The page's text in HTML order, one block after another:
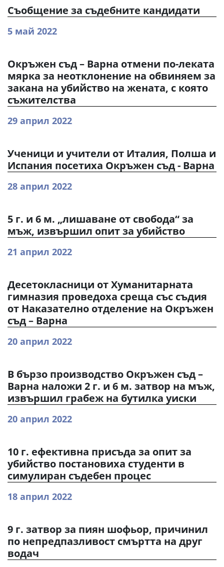
Съобщение за съдебните кандидати
5 май 2022
Окръжен съд – Варна отмени по-леката
мярка за неотклонение на обвиняем за
закана на убийство на жената, с която
съжителства
29 април 2022
Ученици и учители от Италия, Полша и
Испания посетиха Окръжен съд - Варна
28 април 2022
5 г. и 6 м. „лишаване от свобода“ за
мъж, извършил опит за убийство
21 април 2022
Десетокласници от Хуманитарната
гимназия проведоха среща със съдия
от Наказателно отделение на Окръжен
съд – Варна
20 април 2022
В бързо производство Окръжен съд –
Варна наложи 2 г. и 6 м. затвор на мъж,
извършил грабеж на бутилка уиски
20 април 2022
10 г. ефективна присъда за опит за
убийство постановиха студенти в
симулиран съдебен процес
18 април 2022
9 г. затвор за пиян шофьор, причинил
по непредпазливост смъртта на друг
водач